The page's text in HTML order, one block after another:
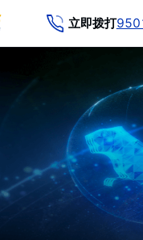
立即拨打